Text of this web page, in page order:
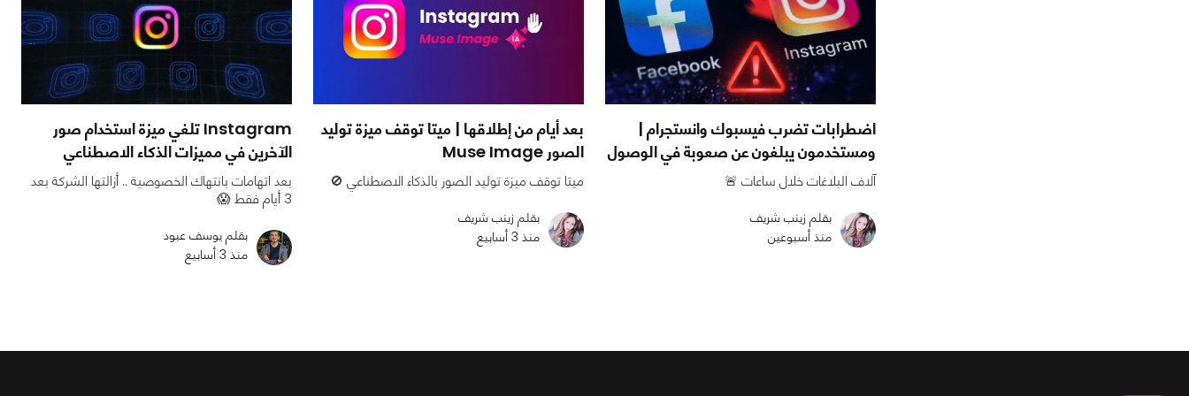
اضطرابات تضرب فيسبوك وانستجرام |
ومستخدمون يبلغون عن صعوبة في الوصول
آلاف البلاغات خلال ساعات 🚨
بقلم زينب شريف
منذ أسبوعين
بعد أيام من إطلاقها | ميتا توقف ميزة توليد
الصور Muse Image
ميتا توقف ميزة توليد الصور بالذكاء الاصطناعي 🚫
بقلم زينب شريف
منذ 3 أسابيع
Instagram تلغي ميزة استخدام صور
الآخرين في مميزات الذكاء الاصطناعي
بعد اتهامات بانتهاك الخصوصية .. أزالتها الشركة بعد
3 أيام فقط 😱
بقلم يوسف عبود
منذ 3 أسابيع